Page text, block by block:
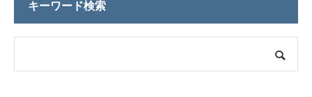
キーワード検索